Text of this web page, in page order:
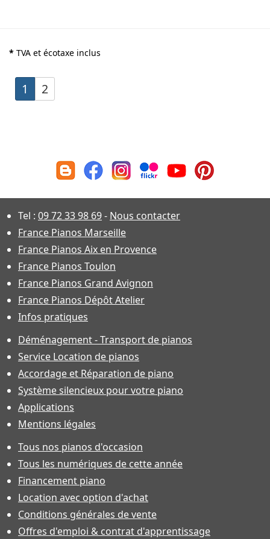
* TVA et écotaxe inclus
1 2
Tel : 09 72 33 98 69- Nous contacter
France Pianos Marseille
France Pianos Aix en Provence
France Pianos Toulon
France Pianos Grand Avignon
France Pianos Dépôt Atelier
Infos pratiques
Déménagement - Transport de pianos
Service Location de pianos
Accordage et Réparation de piano
Système silencieux pour votre piano
Applications
Mentions légales
Tous nos pianos d'occasion
Tous les numériques de cette année
Financement piano
Location avec option d'achat
Conditions générales de vente
Offres d'emploi & contrat d'apprentissage